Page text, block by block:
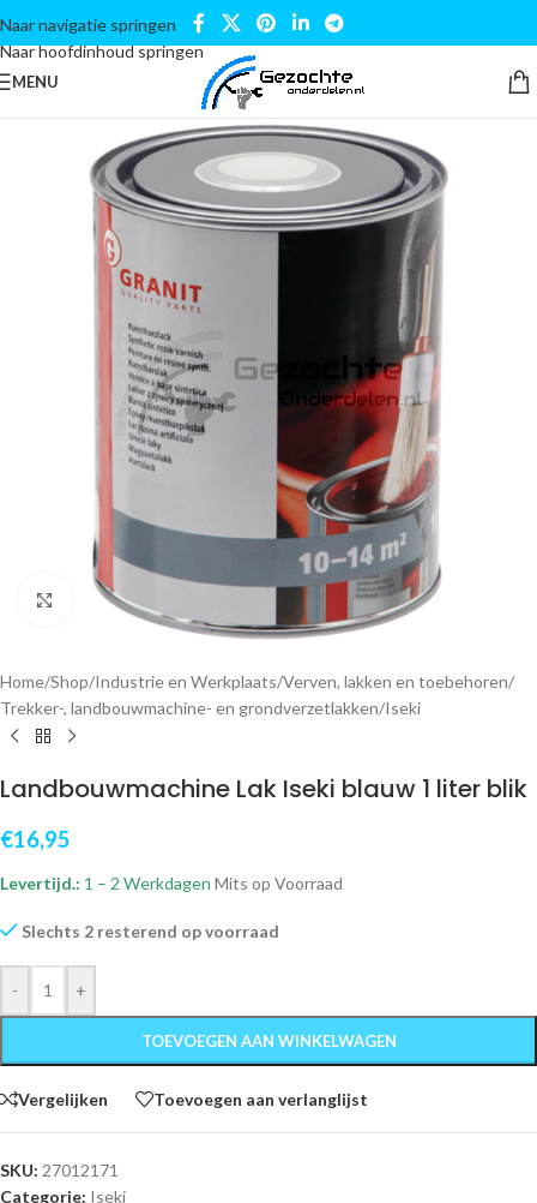
Naar navigatie springen
Naar hoofdinhoud springen
MENU
Klik om te vergroten
Home/Shop/Industrie en Werkplaats/Verven, lakken en toebehoren/
Trekker-, landbouwmachine- en grondverzetlakken/Iseki
Landbouwmachine Lak Iseki blauw 1 liter blik
€16,95
Levertijd.: 1 – 2 Werkdagen Mits op Voorraad
Slechts 2 resterend op voorraad
- +
TOEVOEGEN AAN WINKELWAGEN
Vergelijken Toevoegen aan verlanglijst
SKU: 27012171
Categorie: Iseki